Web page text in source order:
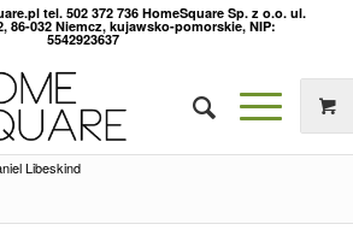
tel. 502 372 736 HomeSquare Sp. z o.o. ul.
86-032 Niemcz, kujawsko-pomorskie, NIP:
5542923637
Libeskind